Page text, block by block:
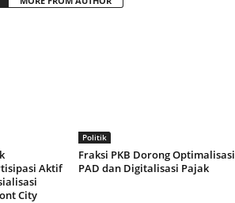
Aktif
City
Politik
Fraksi PKB Dorong Optimalisasi
PAD dan Digitalisasi Pajak